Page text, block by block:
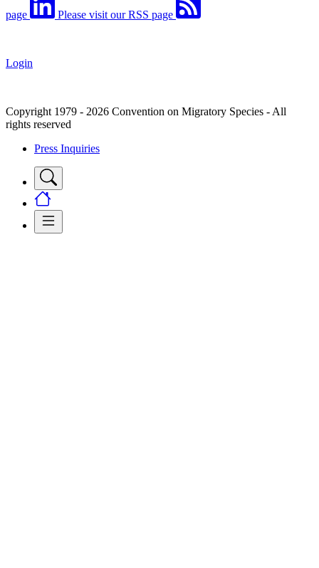
page Please visit our RSS page
Login
Copyright 1979 - 2026 Convention on Migratory Species - All
rights reserved
Press Inquiries